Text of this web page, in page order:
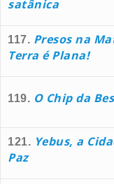
satânica
117. Presos na
Terra é Plana!
119. O Chip da
121. Yebus, a
Paz